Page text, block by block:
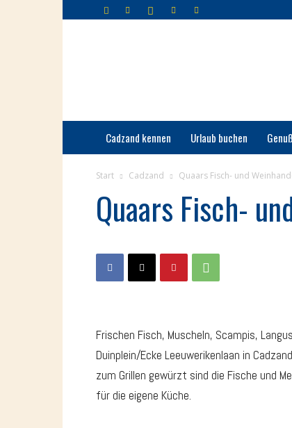
Cadzand kennen Urlaub buchen
Start Cadzand Quaars Fisch- und
Quaars Fisch-
Frischen Fisch, Muscheln, Scampis,
Duinplein/Ecke Leeuwerikenlaan in
zum Grillen gewürzt sind die Fische und
für die eigene Küche.